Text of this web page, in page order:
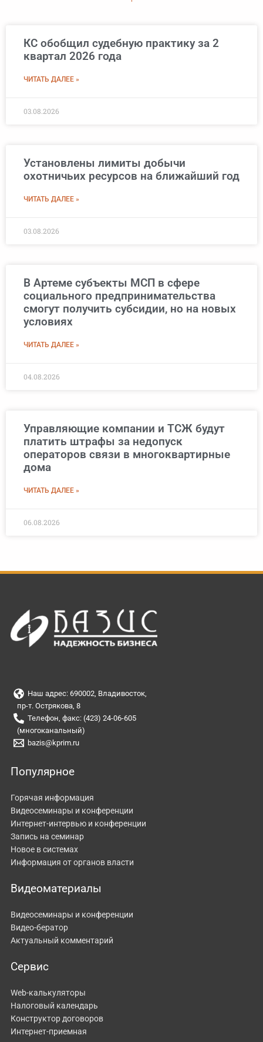
КС обобщил судебную практику за 2
квартал 2026 года
ЧИТАТЬ ДАЛЕЕ »
03.08.2026
Установлены лимиты добычи
охотничьих ресурсов на ближайший год
ЧИТАТЬ ДАЛЕЕ »
03.08.2026
В Артеме субъекты МСП в сфере
социального предпринимательства
смогут получить субсидии, но на новых
условиях
ЧИТАТЬ ДАЛЕЕ »
04.08.2026
Управляющие компании и ТСЖ будут
платить штрафы за недопуск
операторов связи в многоквартирные
дома
ЧИТАТЬ ДАЛЕЕ »
06.08.2026
Наш адрес: 690002, Владивосток,
пр-т. Острякова, 8
Телефон, факс: (423) 24-06-605
(многоканальный)
bazis@kprim.ru
Популярное
Горячая информация
Видеосеминары и конференции
Интернет-интервью и конференции
Запись на семинар
Новое в системах
Информация от органов власти
Видеоматериалы
Видеосеминары и конференции
Видео-бератор
Актуальный комментарий
Сервис
Web-калькуляторы
Налоговый календарь
Конструктор договоров
Интернет-приемная